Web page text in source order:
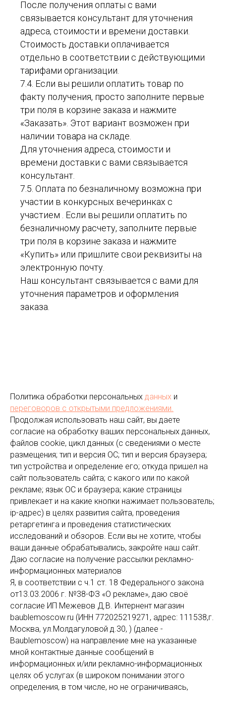
После получения оплаты с вами
связывается консультант для уточнения
адреса, стоимости и времени доставки.
Стоимость доставки оплачивается
отдельно в соответствии с действующими
тарифами организации.
7.4. Если вы решили оплатить товар по
факту получения, просто заполните первые
три поля в корзине заказа и нажмите
«Заказать». Этот вариант возможен при
наличии товара на складе.
Для уточнения адреса, стоимости и
времени доставки с вами связывается
консультант.
7.5. Оплата по безналичному возможна при
участии в конкурсных вечеринках с
участием . Если вы решили оплатить по
безналичному расчету, заполните первые
три поля в корзине заказа и нажмите
«Купить» или пришлите свои реквизиты на
электронную почту.
Наш консультант связывается с вами для
уточнения параметров и оформления
заказа.
Политика обработки персональных данных и
переговоров с открытыми предложениями.
Продолжая использовать наш сайт, вы даете
согласие на обработку ваших персональных данных,
файлов cookie, цикл данных (с сведениями о месте
размещения; тип и версия ОС; тип и версия браузера;
тип устройства и определение его; откуда пришел на
сайт пользователь сайта; с какого или по какой
рекламе; язык ОС и браузера; какие страницы
привлекает и на какие кнопки нажимает пользователь;
ip-адрес) в целях развития сайта, проведения
ретаргетинга и проведения статистических
исследований и обзоров. Если вы не хотите, чтобы
ваши данные обрабатывались, закройте наш сайт.
Даю согласие на получение рассылки рекламно-
информационных материалов
Я, в соответствии с ч.1 ст. 18 Федерального закона
от13.03.2006 г. №38-ФЗ «О рекламе», даю своё
согласие ИП Межевов Д.В. Интернент магазин
baublemoscow.ru (ИНН 772025219271, адрес: 111538,г.
Москва, ул.Молдагуловой д.30, ) (далее -
Baublemoscow) на направление мне на указанные
мной контактные данные сообщений в
информационных и/или рекламно-информационных
целях об услугах (в широком понимании этого
определения, в том числе, но не ограничиваясь,